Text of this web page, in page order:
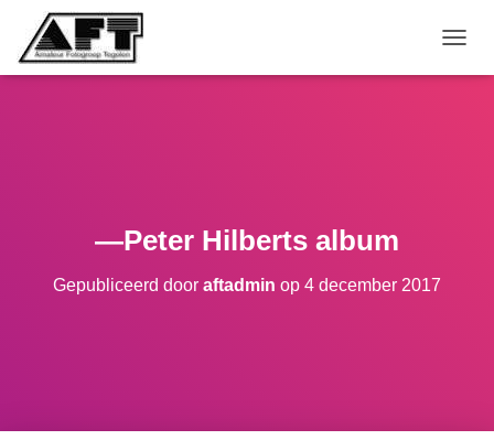
—Peter Hilberts album
Gepubliceerd door aftadmin op 4 december 2017